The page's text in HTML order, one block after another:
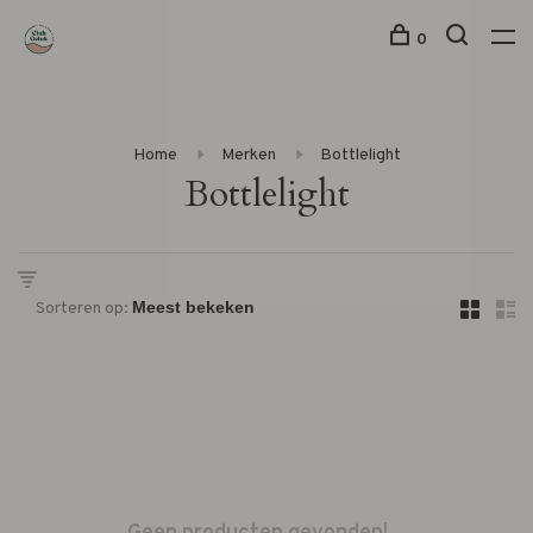
0
Home Merken Bottlelight
Bottlelight
Sorteren op: